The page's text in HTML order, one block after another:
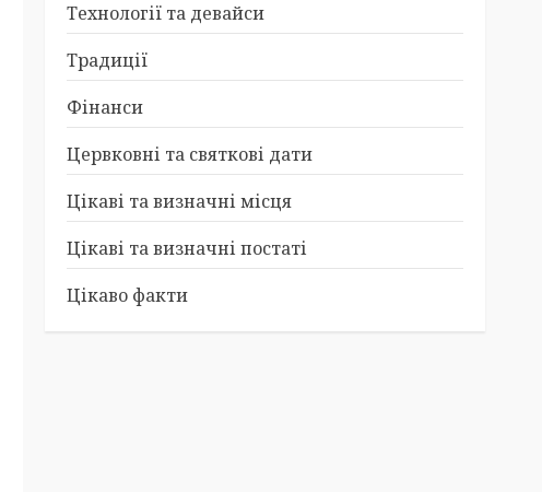
Технології та девайси
Традиції
Фінанси
Цервковні та святкові дати
Цікаві та визначні місця
Цікаві та визначні постаті
Цікаво факти